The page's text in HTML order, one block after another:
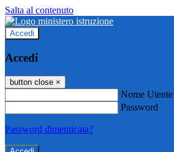
Salta al contenuto
Accedi
Accedi
button close ×
Nome Utente
Password
Password dimenticata?